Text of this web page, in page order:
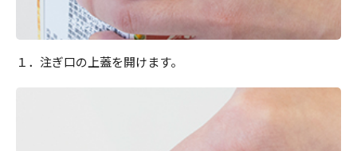
１．注ぎ口の上蓋を開けます。